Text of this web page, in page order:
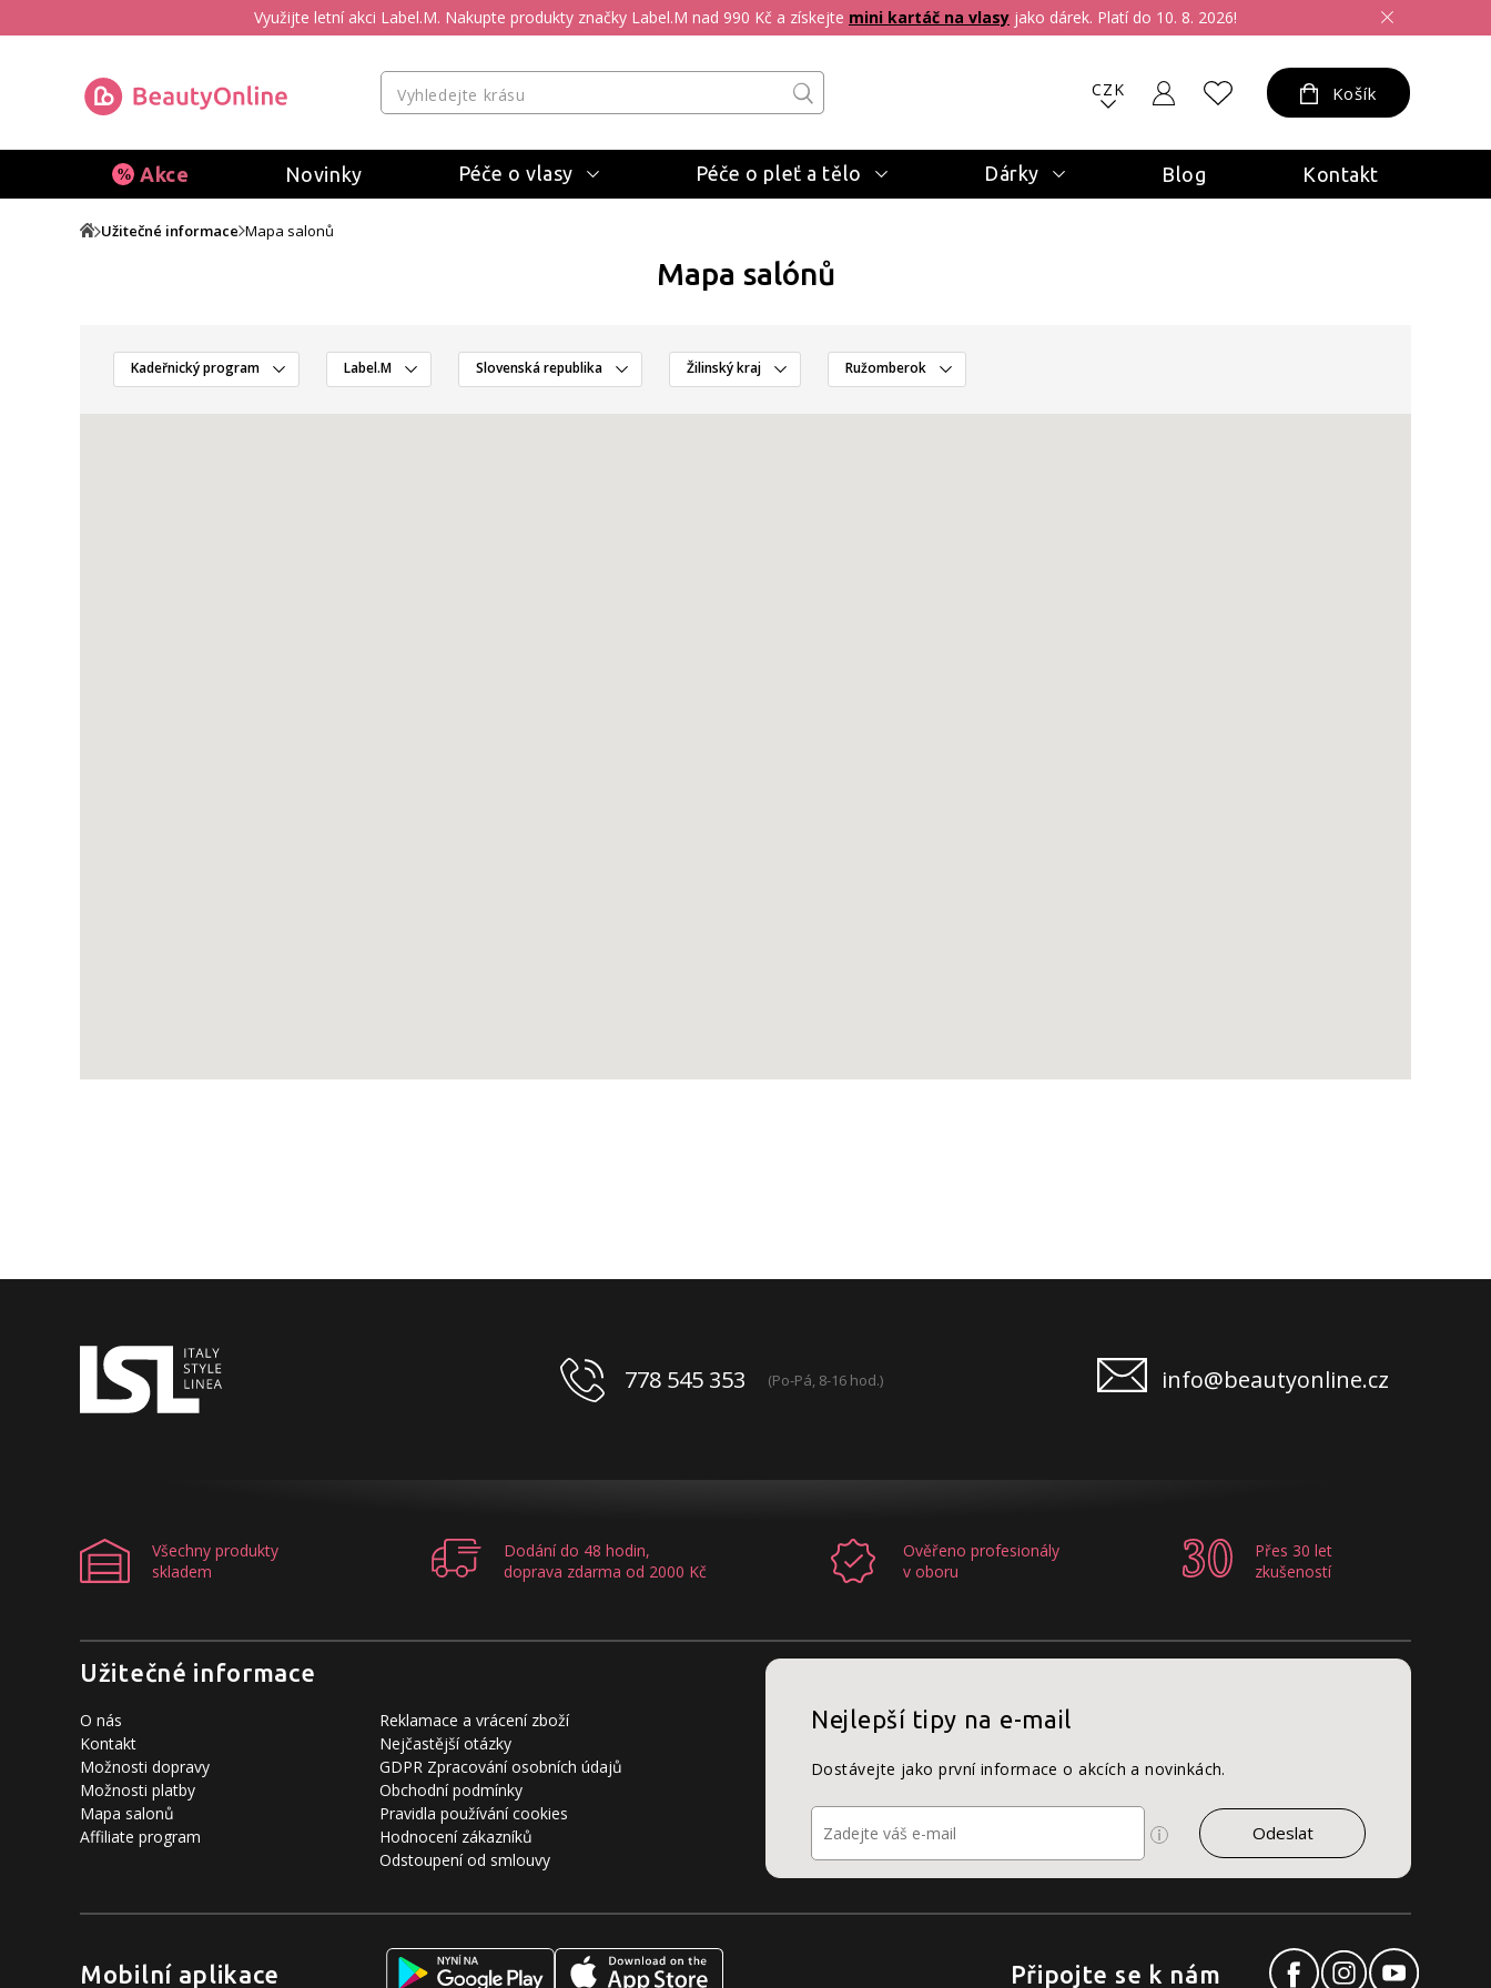
Využijte letní akci Label.M. Nakupte produkty značky Label.M nad 990 Kč a získejte mini kartáč na vlasy jako dárek. Platí do 10. 8. 2026!
CZK Košík
Akce Novinky Péče o vlasy Péče o pleť a tělo Dárky Blog Kontakt
Užitečné informace Mapa salonů
Mapa salónů
Kadeřnický program Label.M Slovenská republika Žilinský kraj Ružomberok
778 545 353 (Po-Pá, 8-16 hod.) info@beautyonline.cz
Všechny produkty
skladem
Dodání do 48 hodin,
doprava zdarma od 2000 Kč
Ověřeno profesionály
v oboru
Přes 30 let
zkušeností
Užitečné informace
O nás
Kontakt
Možnosti dopravy
Možnosti platby
Mapa salonů
Affiliate program
Reklamace a vrácení zboží
Nejčastější otázky
GDPR Zpracování osobních údajů
Obchodní podmínky
Pravidla používání cookies
Hodnocení zákazníků
Odstoupení od smlouvy
Nejlepší tipy na e-mail
Dostávejte jako první informace o akcích a novinkách.
Mobilní aplikace Připojte se k nám